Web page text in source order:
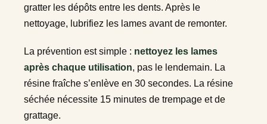
gratter les dépôts entre les dents. Après le
nettoyage, lubrifiez les lames avant de remonter.
La prévention est simple : nettoyez les lames
après chaque utilisation, pas le lendemain. La
résine fraîche s’enlève en 30 secondes. La résine
séchée nécessite 15 minutes de trempage et de
grattage.